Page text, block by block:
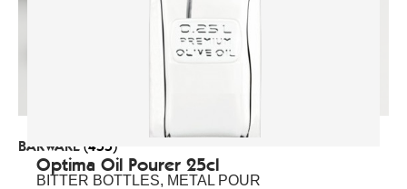
BARWARE (455)
Optima Oil Pourer 25cl
BITTER BOTTLES, METAL POUR